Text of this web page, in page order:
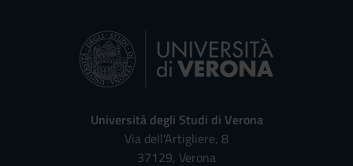
Università degli Studi di Verona
Via dell'Artigliere, 8
37129, Verona